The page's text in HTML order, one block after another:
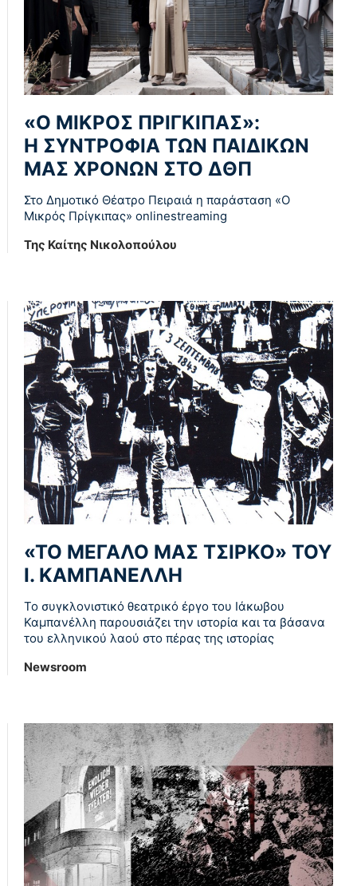
«Ο ΜΙΚΡΟΣ ΠΡΙΓΚΙΠΑΣ»:
Η ΣΥΝΤΡΟΦΙΑ ΤΩΝ ΠΑΙΔΙΚΩΝ
ΜΑΣ ΧΡΟΝΩΝ ΣΤΟ ΔΘΠ
Στο Δημοτικό Θέατρο Πειραιά η παράσταση «Ο
Μικρός Πρίγκιπας» οnlinestreaming
Της Καίτης Νικολοπούλου
«ΤΟ ΜΕΓΑΛΟ ΜΑΣ ΤΣΙΡΚΟ» ΤΟΥ
Ι. ΚΑΜΠΑΝΕΛΛΗ
Το συγκλονιστικό θεατρικό έργο του Ιάκωβου
Καμπανέλλη παρουσιάζει την ιστορία και τα βάσανα
του ελληνικού λαού στο πέρας της ιστορίας
Newsroom